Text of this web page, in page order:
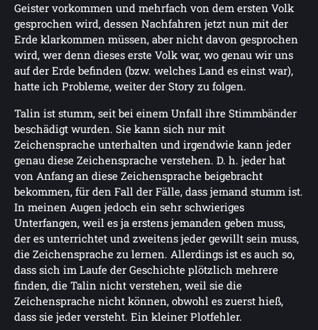
Geister vorkommen und mehrfach von dem ersten Volk
gesprochen wird, dessen Nachfahren jetzt nun mit der
Erde klarkommen müssen, aber nicht davon gesprochen
wird, wer denn dieses erste Volk war, wo genau wir uns
auf der Erde befinden (bzw. welches Land es einst war),
hatte ich Probleme, weiter der Story zu folgen.
Talin ist stumm, seit bei einem Unfall ihre Stimmbänder
beschädigt wurden. Sie kann sich nur mit
Zeichensprache unterhalten und irgendwie kann jeder
genau diese Zeichensprache verstehen. D. h. jeder hat
von Anfang an diese Zeichensprache beigebracht
bekommen, für den Fall der Fälle, dass jemand stumm ist.
In meinen Augen jedoch ein sehr schwieriges
Unterfangen, weil es ja erstens jemanden geben muss,
der es unterrichtet und zweitens jeder gewillt sein muss,
die Zeichensprache zu lernen. Allerdings ist es auch so,
dass sich im Laufe der Geschichte plötzlich mehrere
finden, die Talin nicht verstehen, weil sie die
Zeichensprache nicht können, obwohl es zuerst hieß,
dass sie jeder versteht. Ein kleiner Plotfehler.